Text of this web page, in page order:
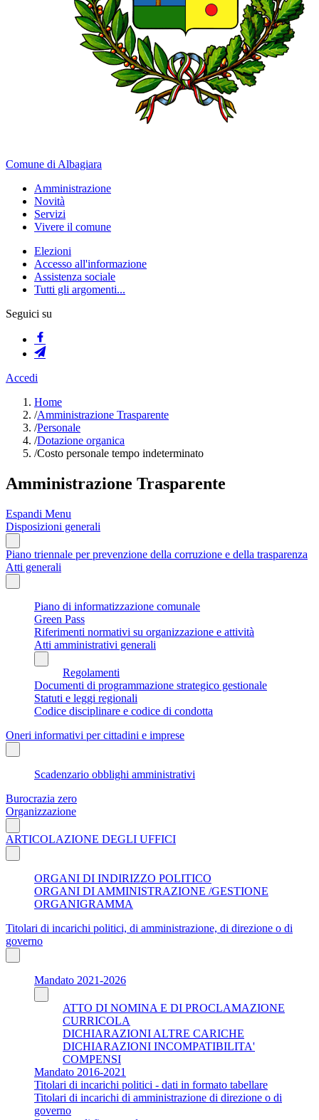
Comune di Albagiara
Amministrazione
Novità
Servizi
Vivere il comune
Elezioni
Accesso all'informazione
Assistenza sociale
Tutti gli argomenti...
Seguici su
Accedi
Home
/Amministrazione Trasparente
/Personale
/Dotazione organica
/Costo personale tempo indeterminato
Amministrazione Trasparente
Espandi Menu
Disposizioni generali
Piano triennale per prevenzione della corruzione e della trasparenza
Atti generali
Piano di informatizzazione comunale
Green Pass
Riferimenti normativi su organizzazione e attività
Atti amministrativi generali
Regolamenti
Documenti di programmazione strategico gestionale
Statuti e leggi regionali
Codice disciplinare e codice di condotta
Oneri informativi per cittadini e imprese
Scadenzario obblighi amministrativi
Burocrazia zero
Organizzazione
ARTICOLAZIONE DEGLI UFFICI
ORGANI DI INDIRIZZO POLITICO
ORGANI DI AMMINISTRAZIONE /GESTIONE
ORGANIGRAMMA
Titolari di incarichi politici, di amministrazione, di direzione o di
governo
Mandato 2021-2026
ATTO DI NOMINA E DI PROCLAMAZIONE
CURRICOLA
DICHIARAZIONI ALTRE CARICHE
DICHIARAZIONI INCOMPATIBILITA'
COMPENSI
Mandato 2016-2021
Titolari di incarichi politici - dati in formato tabellare
Titolari di incarichi di amministrazione di direzione o di
governo